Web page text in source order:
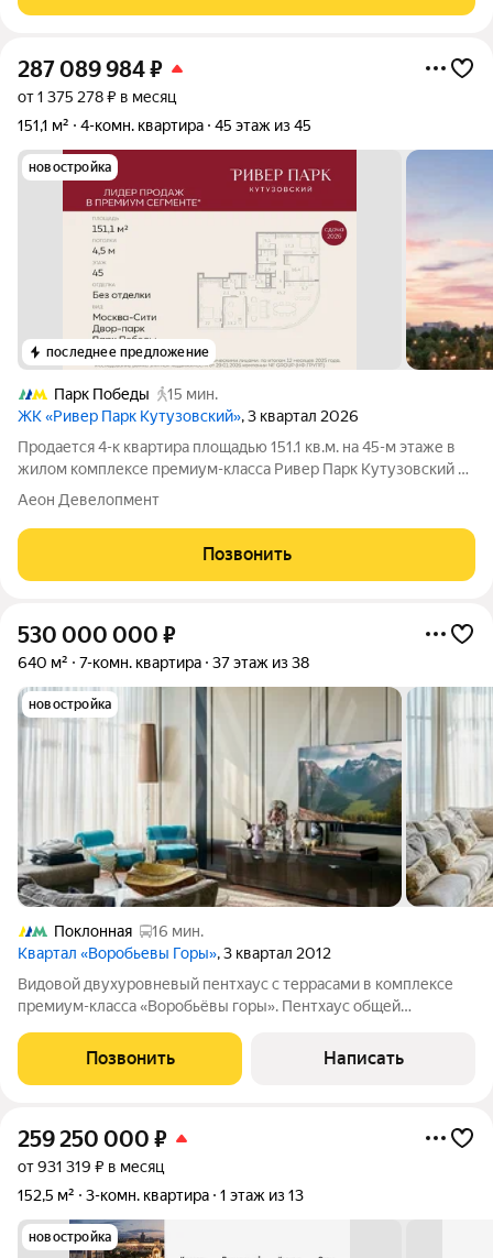
287 089 984₽
от 1 375 278 ₽ в месяц
151,1 м²
4-комн. квартира 45 этаж из 45
новостройка
последнее предложение
Парк Победы
15 мин.
ЖК «Ривер Парк Кутузовский», 3 квартал 2026
Продается 4-к квартира площадью 151.1 кв.м. на 45-м этаже в
жилом комплексе премиум-класса Ривер Парк Кутузовский в
Башне Топаз Премиальный жилой комплекс Ривер Парк
Кутузовский строится в одном из самых престижных районов
столицы Дорогомилово, на
Аеон Девелопмент
Позвонить
530 000 000 ₽
640 м² 7-комн. квартира 37 этаж из 38
новостройка
Поклонная
16 мин.
Квартал «Воробьевы Горы», 3 квартал 2012
Видовой двухуровневый пентхаус с террасами в комплексе
премиум-класса «Воробьёвы горы». Пентхаус общей
дизайнерская отделка в классическом стиле с элементами ар-
деко. Сдержанная пастельная палитра
Позвонить Написать
259 250 000 ₽
от 931 319 ₽ в месяц
152,5 м²
3-комн. квартира 1 этаж из 13
новостройка